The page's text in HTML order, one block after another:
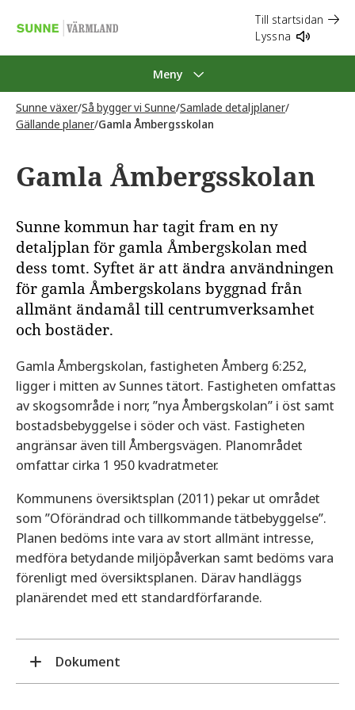
Till startsidan
Lyssna
Meny
Sunne växer/Så bygger vi Sunne/Samlade detaljplaner/
Gällande planer/Gamla Åmbergsskolan
Gamla Åmbergsskolan
Sunne kommun har tagit fram en ny
detaljplan för gamla Åmbergskolan med
dess tomt. Syftet är att ändra användningen
för gamla Åmbergskolans byggnad från
allmänt ändamål till centrumverksamhet
och bostäder.
Gamla Åmbergskolan, fastigheten Åmberg 6:252,
ligger i mitten av Sunnes tätort. Fastigheten omfattas
av skogsområde i norr, ”nya Åmbergskolan” i öst samt
bostadsbebyggelse i söder och väst. Fastigheten
angränsar även till Åmbergsvägen. Planområdet
omfattar cirka 1 950 kvadratmeter.
Kommunens översiktsplan (2011) pekar ut området
som ”Oförändrad och tillkommande tätbebyggelse”.
Planen bedöms inte vara av stort allmänt intresse,
medföra betydande miljöpåverkan samt bedöms vara
förenligt med översiktsplanen. Därav handläggs
planärendet med ett standardförfarande.
Dokument